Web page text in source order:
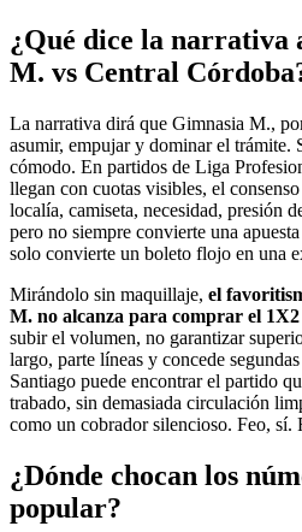
¿Qué dice la narrativa
M. vs Central
La narrativa dirá que Gimnasia M.,
asumir, empujar y dominar el trámite.
cómodo. En partidos de Liga
llegan con cuotas visibles, el
localía, camiseta, necesidad, presión
pero no siempre convierte una
solo convierte un boleto flojo en una
Mirándolo sin maquillaje, el
M. no alcanza para comprar el 1X2
subir el volumen, no garantizar
largo, parte líneas y concede
Santiago puede encontrar el partido
trabado, sin demasiada circulación
como un cobrador silencioso. Feo, sí.
¿Dónde chocan los
popular?